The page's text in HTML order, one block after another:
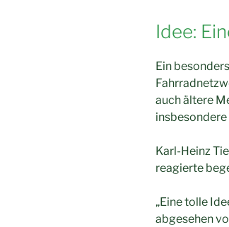
Idee:
Ein
auch ältere
Karl-Heinz
reagierte
„Eine tolle
abgesehen